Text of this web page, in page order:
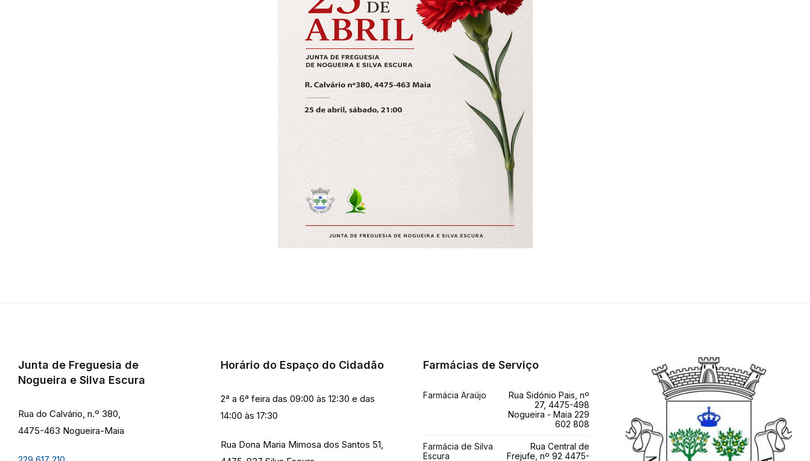
Junta de Freguesia de
Nogueira e Silva Escura
Rua do Calvário, n.º 380,
4475-463 Nogueira-Maia
Horário do Espaço do Cidadão
2ª a 6ª feira das 09:00 às 12:30 e das
14:00 às 17:30
Rua Dona Maria Mimosa dos Santos 51,
Farmácias de Serviço
Farmácia Araújo
Rua Sidónio Pais, nº
27, 4475-498
Nogueira - Maia 229
602 808
Farmácia de Silva
Escura
Rua Central de
Frejufe, nº 92 4475-